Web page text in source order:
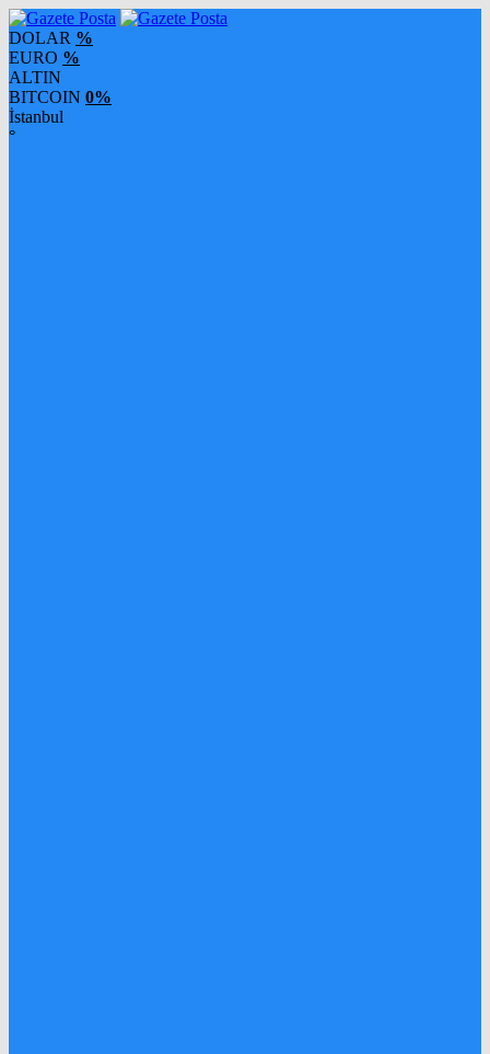
DOLAR %
EURO %
ALTIN
BITCOIN 0%
İstanbul
°